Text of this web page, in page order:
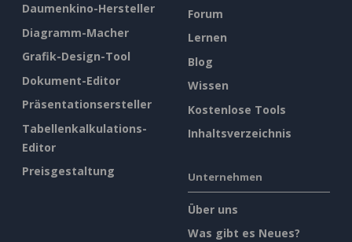
Daumenkino-Hersteller
Diagramm-Macher
Grafik-Design-Tool
Dokument-Editor
Präsentationsersteller
Tabellenkalkulations-
Editor
Preisgestaltung
Forum
Lernen
Blog
Wissen
Kostenlose Tools
Inhaltsverzeichnis
Unternehmen
Über uns
Was gibt es Neues?